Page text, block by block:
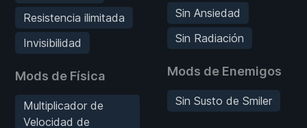
Resistencia ilimitada
Invisibilidad
Mods de Física
Multiplicador de
Velocidad de
Sin Ansiedad
Sin Radiación
Mods de Enemigos
Sin Susto de Smiler